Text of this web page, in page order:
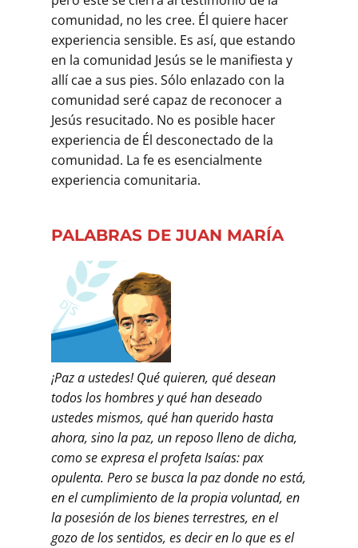
comunidad, no les cree. Él quiere hacer
experiencia sensible. Es así, que estando
en la comunidad Jesús se le manifiesta y
allí cae a sus pies. Sólo enlazado con la
comunidad seré capaz de reconocer a
Jesús resucitado. No es posible hacer
experiencia de Él desconectado de la
comunidad. La fe es esencialmente
experiencia comunitaria.
PALABRAS DE JUAN MARÍA
¡Paz a ustedes! Qué quieren, qué desean
todos los hombres y qué han deseado
ustedes mismos, qué han querido hasta
ahora, sino la paz, un reposo lleno de dicha,
como se expresa el profeta Isaías: pax
opulenta. Pero se busca la paz donde no está,
en el cumplimiento de la propia voluntad, en
la posesión de los bienes terrestres, en el
gozo de los sentidos, es decir en lo que es el